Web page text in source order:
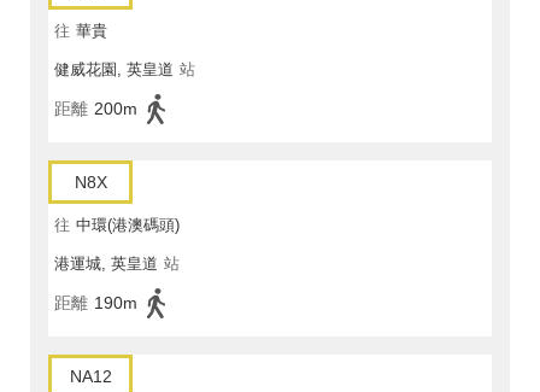
往 華貴
健威花園, 英皇道 站
距離 200m
N8X
往 中環(港澳碼頭)
港運城, 英皇道 站
距離 190m
NA12